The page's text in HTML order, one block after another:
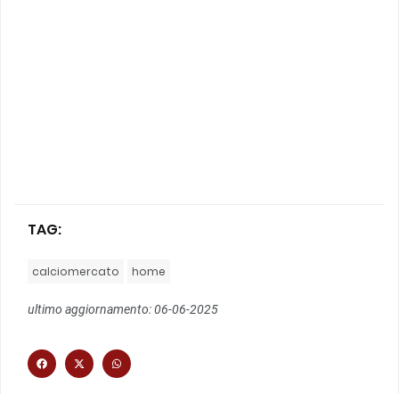
TAG:
calciomercato home
ultimo aggiornamento: 06-06-2025